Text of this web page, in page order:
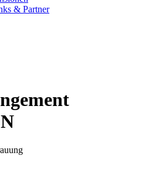
& Partner